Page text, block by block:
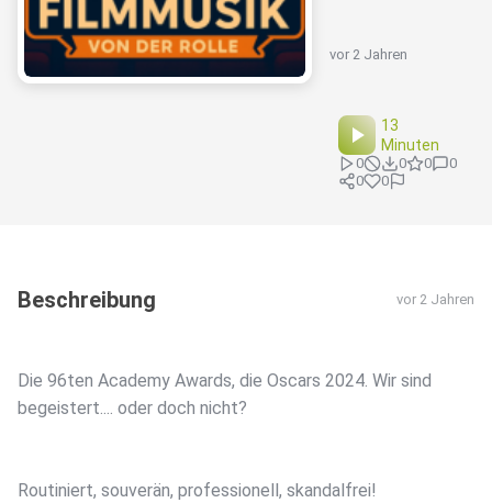
vor 2 Jahren
13
Minuten
0 0 0
0
0
0
Beschreibung vor 2 Jahren
Die 96ten Academy Awards, die Oscars 2024. Wir sind
begeistert.... oder doch nicht?
Routiniert, souverän, professionell, skandalfrei!